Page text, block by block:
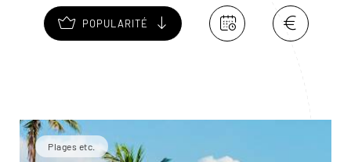
POPULARITÉ
Plages etc.